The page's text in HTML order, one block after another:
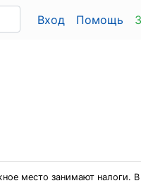
Вход Помощь
место занимают налоги.